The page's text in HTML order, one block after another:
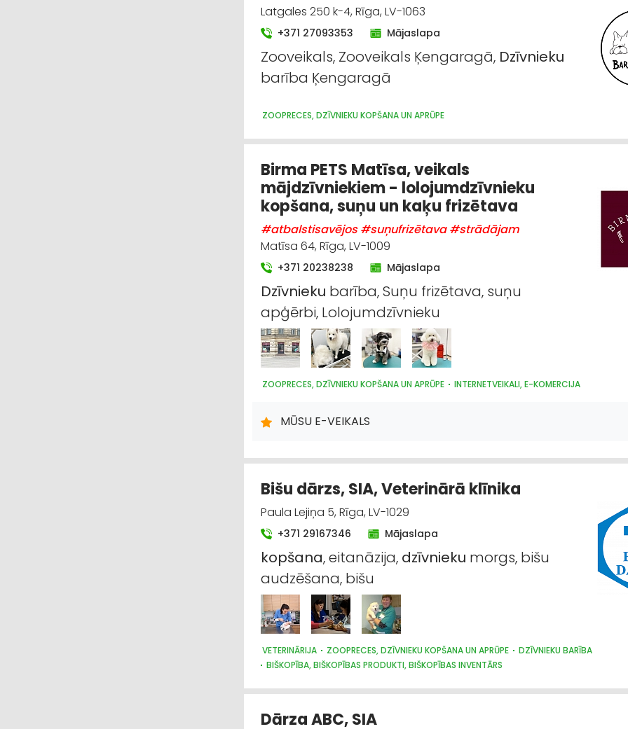
Latgales 250 k-4, Rīga, LV-1063
+371 27093353 Mājaslapa
Zooveikals, Zooveikals Ķengaragā, Dzīvnieku
barība Ķengaragā
ZOOPRECES, DZĪVNIEKU KOPŠANA UN APRŪPE
Birma PETS Matīsa, veikals
mājdzīvniekiem - lolojumdzīvnieku
kopšana, suņu un kaķu frizētava
#atbalstisavējos #suņufrizētava #strādājam
Matīsa 64, Rīga, LV-1009
+371 20238238 Mājaslapa
Dzīvnieku barība, Suņu frizētava, suņu
apģērbi, Lolojumdzīvnieku
ZOOPRECES, DZĪVNIEKU KOPŠANA UN APRŪPE INTERNETVEIKALI, E-KOMERCIJA
MŪSU E-VEIKALS
Bišu dārzs, SIA, Veterinārā klīnika
Paula Lejiņa 5, Rīga, LV-1029
+371 29167346 Mājaslapa
kopšana, eitanāzija, dzīvnieku morgs, bišu
audzēšana, bišu
VETERINĀRIJA ZOOPRECES, DZĪVNIEKU KOPŠANA UN APRŪPE
DZĪVNIEKU BARĪBA
BIŠKOPĪBA, BIŠKOPĪBAS PRODUKTI, BIŠKOPĪBAS INVENTĀRS
Dārza ABC, SIA